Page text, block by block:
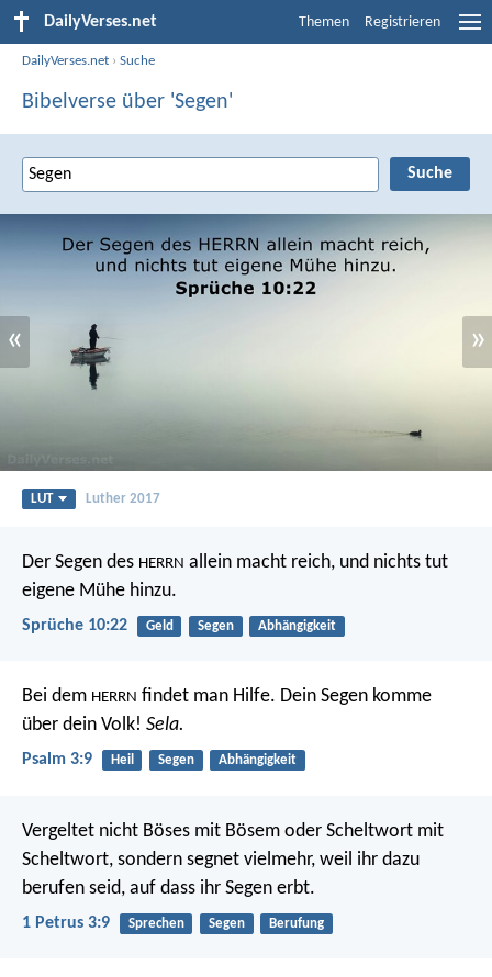
DailyVerses.net Themen Registrieren
DailyVerses.net ›Suche
Bibelverse über 'Segen'
« »
LUT Luther 2017
Der Segen des HERRN allein macht reich, und nichts tut
eigene Mühe hinzu.
Sprüche 10:22 Geld Segen Abhängigkeit
Bei dem HERRN findet man Hilfe. Dein Segen komme
über dein Volk! Sela.
Psalm 3:9 Heil Segen Abhängigkeit
Vergeltet nicht Böses mit Bösem oder Scheltwort mit
Scheltwort, sondern segnet vielmehr, weil ihr dazu
berufen seid, auf dass ihr Segen erbt.
1 Petrus 3:9 Sprechen Segen Berufung